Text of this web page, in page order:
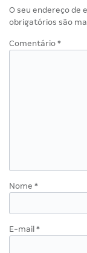
O seu endereço de
obrigatórios são
Comentário *
Nome *
E-mail *